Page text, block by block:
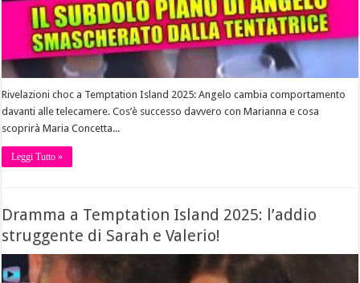
Rivelazioni choc a Temptation Island 2025: Angelo cambia comportamento
davanti alle telecamere. Cos’è successo davvero con Marianna e cosa
scoprirà Maria Concetta...
Leggi Tutto »
Dramma a Temptation Island 2025: l’addio
struggente di Sarah e Valerio!